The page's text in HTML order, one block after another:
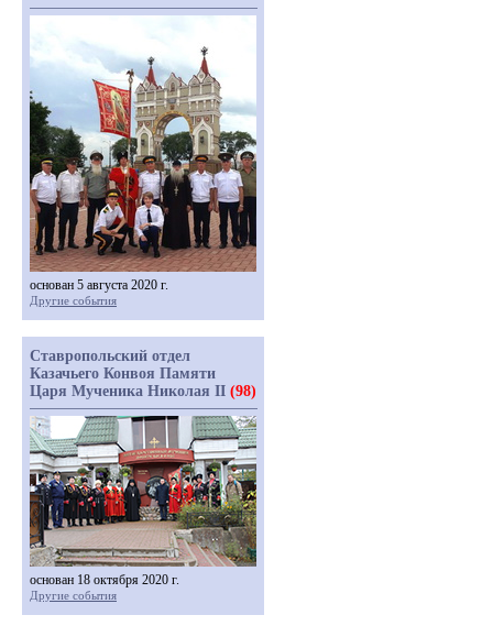
основан 5 августа 2020 г.
Другие события
Ставропольский отдел
Казачьего Конвоя Памяти
Царя Мученика Николая II (98)
основан 18 октября 2020 г.
Другие события